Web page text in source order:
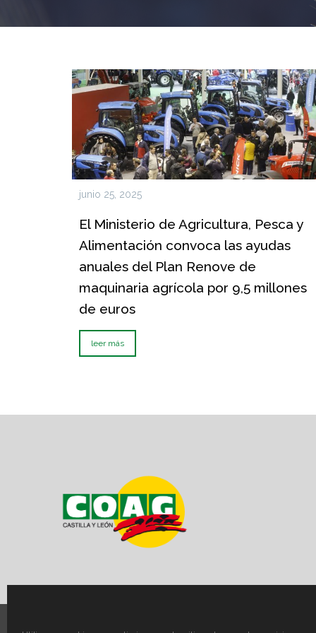
junio 25, 2025
El Ministerio de Agricultura, Pesca y
Alimentación convoca las ayudas
anuales del Plan Renove de
maquinaria agrícola por 9,5 millones
de euros
leer más